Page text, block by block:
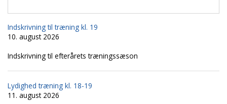
Indskrivning til træning kl. 19
10. august 2026
Indskrivning til efterårets træningssæson
Lydighed træning kl. 18-19
11. august 2026